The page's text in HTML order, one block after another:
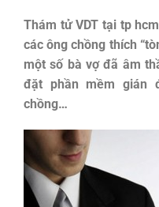
Thám tử VDT tại tp
các ông chồng thích
một số bà vợ đã âm
đặt phần mềm gián
chồng…